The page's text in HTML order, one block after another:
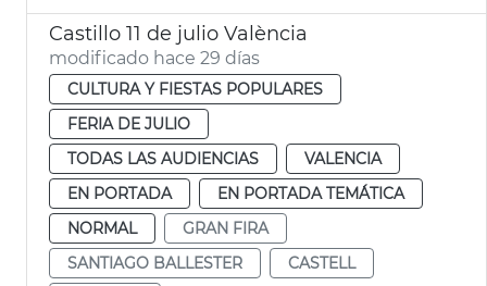
Castillo 11 de julio València
modificado hace 29 días
CULTURA Y FIESTAS POPULARES
FERIA DE JULIO
TODAS LAS AUDIENCIAS
VALENCIA
EN PORTADA
EN PORTADA TEMÁTICA
NORMAL
GRAN FIRA
SANTIAGO BALLESTER
CASTELL